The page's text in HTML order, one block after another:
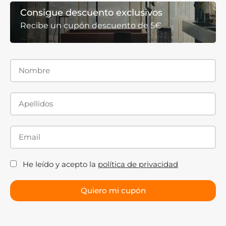
estan indicadas para platos de ducha grandes donde se
busca una apertura central cómoda y simétrica.
Además de ofrecer una excelente funcionalidad,
Cristal templado de 6, 8 y 10 mm
El grosor del cristalinfluye tanto en la sensación de
robustez como en la estética de la mampara.
Cristal de 6 mm
La opción más económica. Ideal para quienes buscan
ajustado.
Cristal de 8 mm
La opción más equilibrada y una de las más vendidas.
Consigue descuento exclusivos
Recibe un cupón descuento de 5€
He leído y acepto la política de privacidad